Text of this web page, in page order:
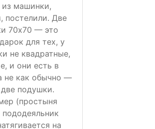
из машинки,
постелили. Две
70х70 — это
для тех, у
не квадратные,
и они есть в
не как обычно —
подушки.
(простыня
на